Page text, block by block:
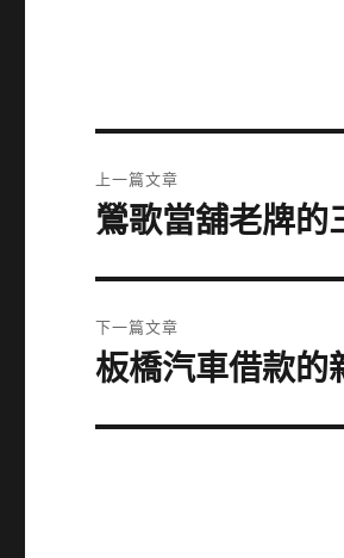
章
上一篇文章
上
篇
文
章:
鶯歌當舖老牌的
下一篇文章
下
篇
板橋汽車借款的